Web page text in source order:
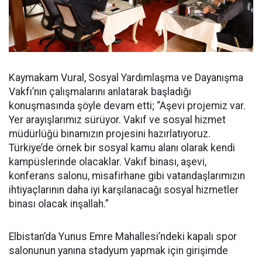
Kaymakam Vural, Sosyal Yardımlaşma ve Dayanışma
Vakfı’nın çalışmalarını anlatarak başladığı
konuşmasında şöyle devam etti; “Aşevi projemiz var.
Yer arayışlarımız sürüyor. Vakıf ve sosyal hizmet
müdürlüğü binamızın projesini hazırlatıyoruz.
Türkiye’de örnek bir sosyal kamu alanı olarak kendi
kampüslerinde olacaklar. Vakıf binası, aşevi,
konferans salonu, misafirhane gibi vatandaşlarımızın
ihtiyaçlarının daha iyi karşılanacağı sosyal hizmetler
binası olacak inşallah.”
Elbistan’da Yunus Emre Mahallesi’ndeki kapalı spor
salonunun yanına stadyum yapmak için girişimde